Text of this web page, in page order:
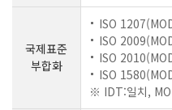
국제표준
부합화
ISO
ISO
ISO
ISO
※ IDT:일치,